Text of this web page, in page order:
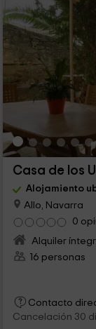
Casa de los
Alojamiento
Allo, Navarra
0
Alquiler
16 personas
Contacto
Cancelación 30